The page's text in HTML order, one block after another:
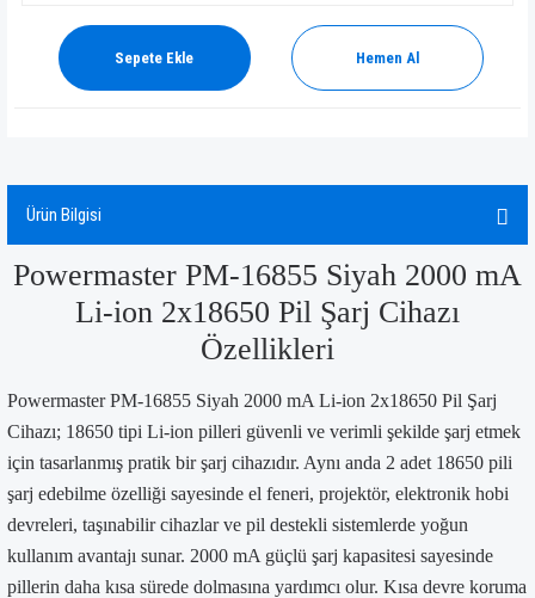
Sepete Ekle Hemen Al
Ürün Bilgisi
Powermaster PM-16855 Siyah 2000 mA
Li-ion 2x18650 Pil Şarj Cihazı
Özellikleri
Powermaster PM-16855 Siyah 2000 mA Li-ion 2x18650 Pil Şarj
Cihazı; 18650 tipi Li-ion pilleri güvenli ve verimli şekilde şarj etmek
için tasarlanmış pratik bir şarj cihazıdır. Aynı anda 2 adet 18650 pili
şarj edebilme özelliği sayesinde el feneri, projektör, elektronik hobi
devreleri, taşınabilir cihazlar ve pil destekli sistemlerde yoğun
kullanım avantajı sunar. 2000 mA güçlü şarj kapasitesi sayesinde
pillerin daha kısa sürede dolmasına yardımcı olur. Kısa devre koruma